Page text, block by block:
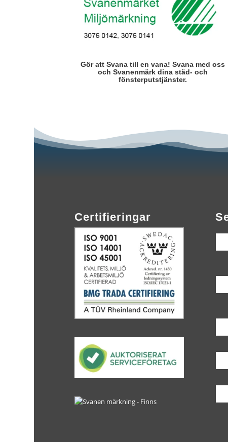
Gör att Svana till en vana! Svana med oss
och Svanenmärk dina städ- och
fönsterputstjänster.
Certifieringar